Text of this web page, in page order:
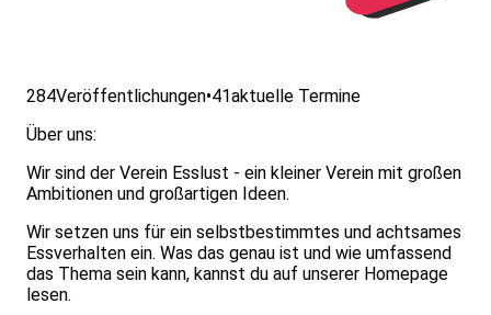
284Veröffentlichungen•41aktuelle Termine
Über uns:
Wir sind der Verein Esslust - ein kleiner Verein mit großen
Ambitionen und großartigen Ideen.
Wir setzen uns für ein selbstbestimmtes und achtsames
Essverhalten ein. Was das genau ist und wie umfassend
das Thema sein kann, kannst du auf unserer Homepage
lesen.